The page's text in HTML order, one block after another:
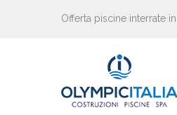
Offerta piscine interrate